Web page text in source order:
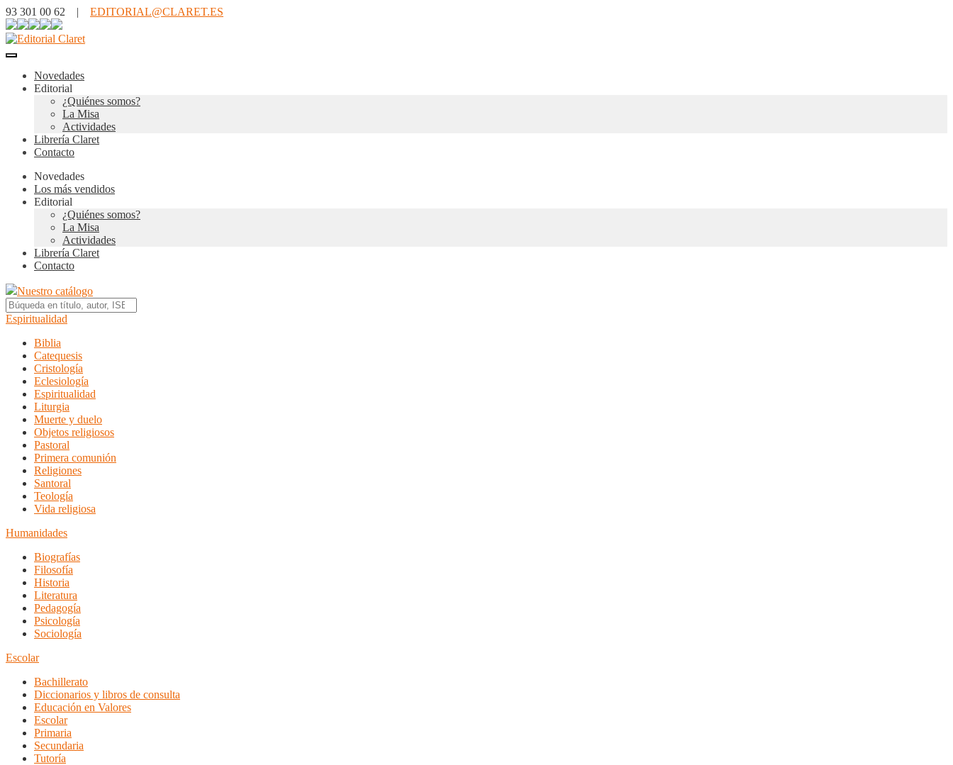
93 301 00 62 | EDITORIAL@CLARET.ES
Novedades
Editorial
¿Quiénes somos?
La Misa
Actividades
Librería Claret
Contacto
Novedades
Los más vendidos
Editorial
¿Quiénes somos?
La Misa
Actividades
Librería Claret
Contacto
Nuestro catálogo
Espiritualidad
Biblia
Catequesis
Cristología
Eclesiología
Espiritualidad
Liturgia
Muerte y duelo
Objetos religiosos
Pastoral
Primera comunión
Religiones
Santoral
Teología
Vida religiosa
Humanidades
Biografías
Filosofía
Historia
Literatura
Pedagogía
Psicología
Sociología
Escolar
Bachillerato
Diccionarios y libros de consulta
Educación en Valores
Escolar
Primaria
Secundaria
Tutoría